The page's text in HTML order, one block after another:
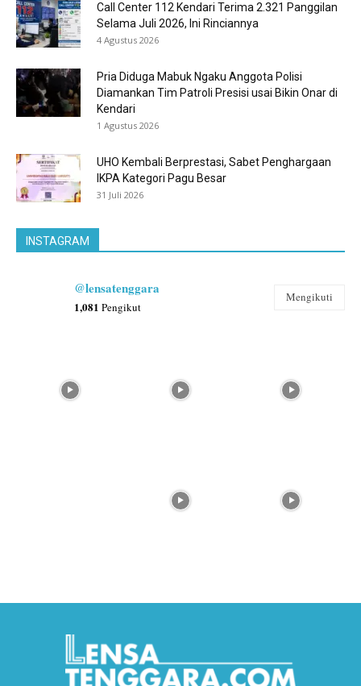
Call Center 112 Kendari Terima 2.321 Panggilan
Selama Juli 2026, Ini Rinciannya
4 Agustus 2026
Pria Diduga Mabuk Ngaku Anggota Polisi
Diamankan Tim Patroli Presisi usai Bikin Onar di
Kendari
1 Agustus 2026
UHO Kembali Berprestasi, Sabet Penghargaan
IKPA Kategori Pagu Besar
31 Juli 2026
INSTAGRAM
@lensatenggara
1,081 Pengikut
Mengikuti